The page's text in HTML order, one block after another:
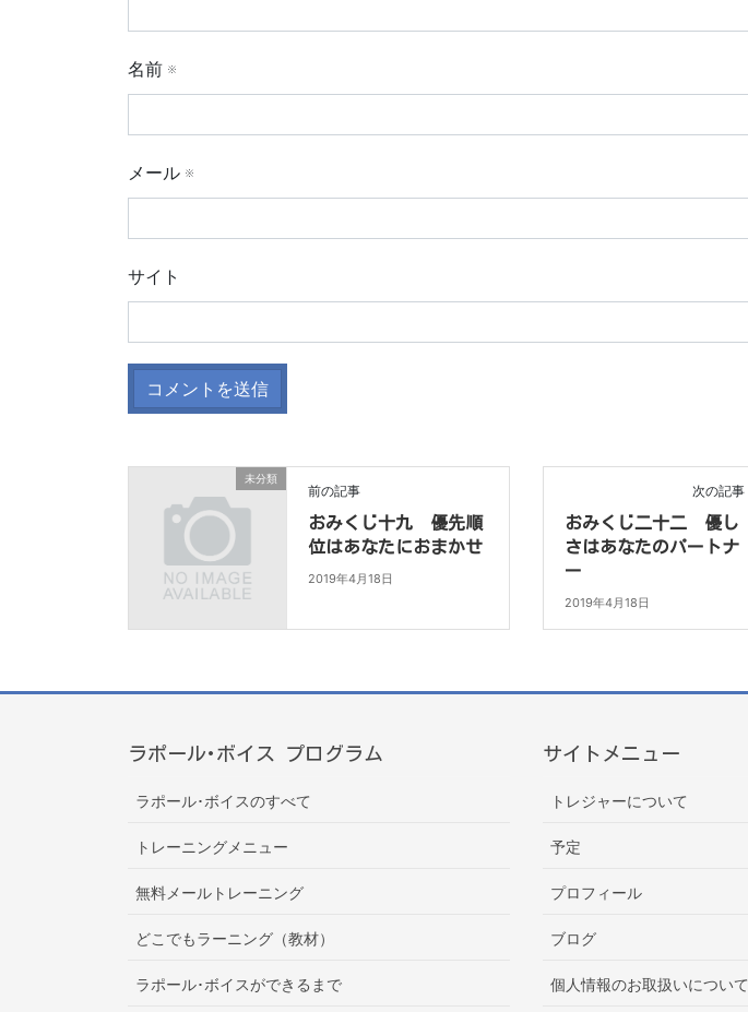
名前 ※
メール ※
サイト
未分類
前の記事
おみくじ十九 優先順
位はあなたにおまかせ
2019年4月18日
次の記事
おみくじ二十二 優し
さはあなたのパートナ
ー
2019年4月18日
ラポール･ボイス プログラム
ラポール･ボイスのすべて
トレーニングメニュー
無料メールトレーニング
どこでもラーニング（教材）
ラポール･ボイスができるまで
サイトメニュー
トレジャーについて
予定
プロフィール
ブログ
個人情報のお取扱いについて